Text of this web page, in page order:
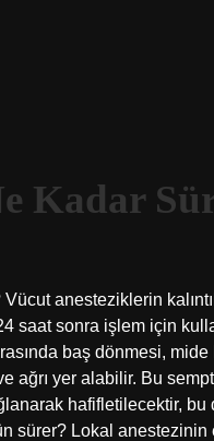
Kadar
anesteziklerin
sonra işlem için
baş dönmesi,
ağrı yer alabilir. Bu
hafifletilecektir,
sürer? Lokal